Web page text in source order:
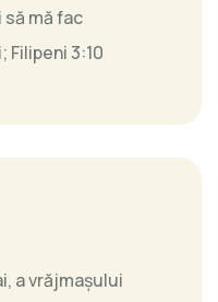
mă fac
Filipeni 3:10
a vrăjmaşului